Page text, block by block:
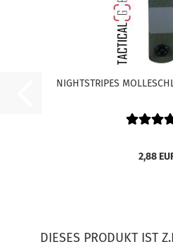
NIGHTSTRIPES
2,88
DIESES PRODUKT IST